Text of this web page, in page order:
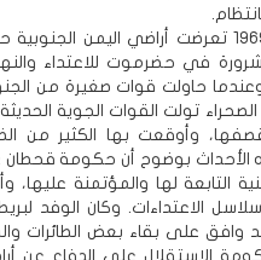
وفي عام 1969 تعرضت أراضي اليمن
في حضرموت للاعتداء
حاولت قوات صغيرة من
الصحراء تولت القوات الجوية الحديثة
وأوقعت بها الكثير من
بوضوح أن حكومة قحطان
التابعة لها والمؤتمنة
الاعتداءات. وكان الوفد
وافق على بقاء بعض الطائرات
الاستقلال على الدفاع عن